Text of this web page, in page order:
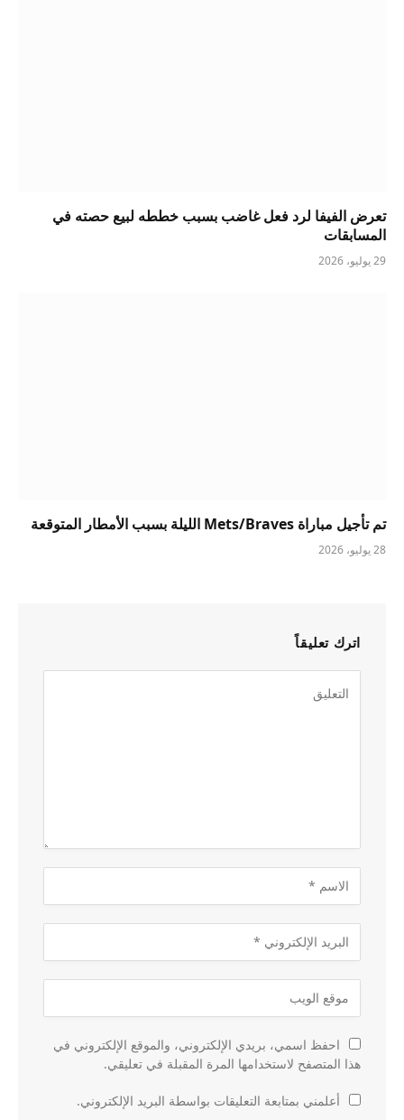
تعرض الفيفا لرد فعل غاضب بسبب خططه لبيع حصته في
المسابقات
29 يوليو، 2026
تم تأجيل مباراة Mets/Braves الليلة بسبب الأمطار المتوقعة
28 يوليو، 2026
اترك تعليقاً
احفظ اسمي، بريدي الإلكتروني، والموقع الإلكتروني في
هذا المتصفح لاستخدامها المرة المقبلة في تعليقي.
أعلمني بمتابعة التعليقات بواسطة البريد الإلكتروني.